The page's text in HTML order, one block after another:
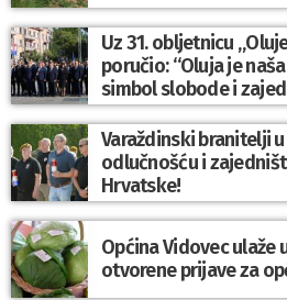
Uz 31. obljetnicu
poručio: “Oluja je
simbol slobode i
Varaždinski branitelji
odlučnošću i
Hrvatske!
Općina Vidovec ulaže
otvorene prijave za